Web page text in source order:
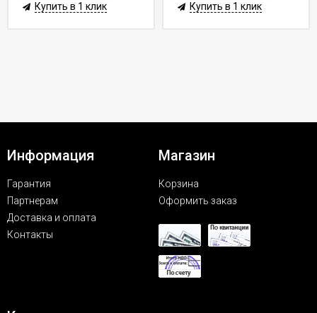
Купить в 1 клик Купить в 1 клик
Информация
Гарантия
Партнерам
Доставка и оплата
Контакты
Магазин
Корзина
Оформить заказ